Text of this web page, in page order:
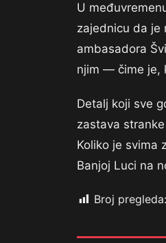
U
zajednicu da je
ambasadora
njim — čime je,
Detalj koji sve
zastava
Koliko je svima
Banjoj Luci na
Broj pregleda: